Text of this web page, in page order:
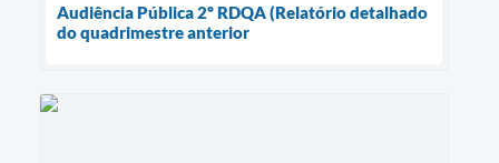
Audiência Pública 2º RDQA (Relatório detalhado
do quadrimestre anterior